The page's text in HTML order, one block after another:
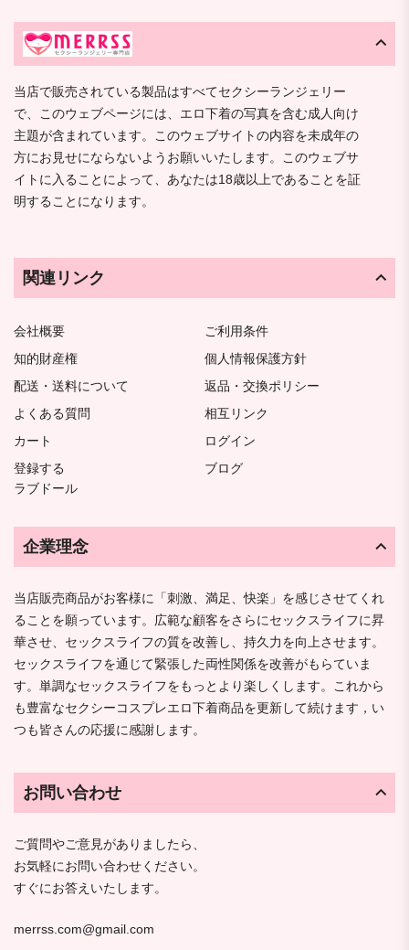
当店で販売されている製品はすべてセクシーランジェリー
で、このウェブページには、エロ下着の写真を含む成人向け
主題が含まれています。このウェブサイトの内容を未成年の
方にお見せにならないようお願いいたします。このウェブサ
イトに入ることによって、あなたは18歳以上であることを証
明することになります。
関連リンク
会社概要
ご利用条件
知的財産権
個人情報保護方針
配送・送料について
返品・交換ポリシー
よくある質問
相互リンク
カート
ログイン
登録する
ブログ
ラブドール
企業理念
当店販売商品がお客様に「刺激、満足、快楽」を感じさせてくれ
ることを願っています。広範な顧客をさらにセックスライフに昇
華させ、セックスライフの質を改善し、持久力を向上させます。
セックスライフを通じて緊張した両性関係を改善がもらていま
す。単調なセックスライフをもっとより楽しくします。これから
も豊富なセクシーコスプレエロ下着商品を更新して続けます，い
つも皆さんの応援に感謝します。
お問い合わせ
ご質問やご意見がありましたら、
お気軽にお問い合わせください。
すぐにお答えいたします。
merrss.com@gmail.com